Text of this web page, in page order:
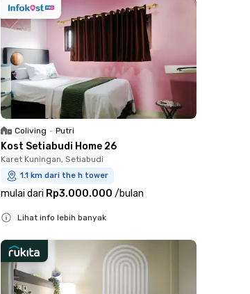
Coliving • Putri
Kost Setiabudi Home 26
Karet Kuningan, Setiabudi
1.1 km dari the h tower
mulai dari Rp3.000.000 /bulan
Lihat info lebih banyak